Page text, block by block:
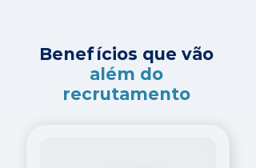
Benefícios que vão
além do
recrutamento